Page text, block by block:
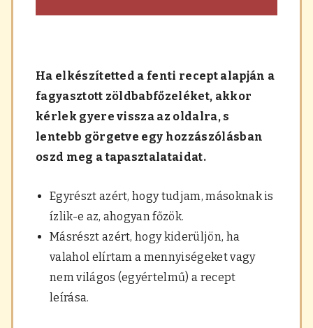
Ha elkészítetted a fenti recept alapján a
fagyasztott zöldbabfőzeléket, akkor
kérlek gyere vissza az oldalra, s
lentebb görgetve egy hozzászólásban
oszd meg a tapasztalataidat.
Egyrészt azért, hogy tudjam, másoknak is
ízlik-e az, ahogyan főzök.
Másrészt azért, hogy kiderüljön, ha
valahol elírtam a mennyiségeket vagy
nem világos (egyértelmű) a recept
leírása.